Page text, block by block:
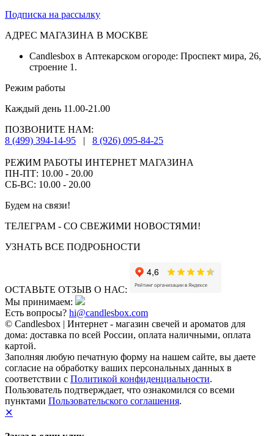
Подписка на рассылку
АДРЕС МАГАЗИНА В МОСКВЕ
Candlesbox в Аптекарском огороде: Проспект мира, 26,
строение 1.
Режим работы
Каждый день 11.00-21.00
ПОЗВОНИТЕ НАМ:
8 (499) 394-14-95
| 8 (926) 095-84-25
РЕЖИМ РАБОТЫ ИНТЕРНЕТ МАГАЗИНА
ПН-ПТ: 10.00 - 20.00
СБ-ВС: 10.00 - 20.00
Будем на связи!
ТЕЛЕГРАМ - СО СВЕЖИМИ НОВОСТЯМИ!
УЗНАТЬ ВСЕ ПОДРОБНОСТИ
ОСТАВЬТЕ ОТЗЫВ О НАС:
Мы принимаем:
Есть вопросы? hi@candlesbox.com
© Candlesbox | Интернет - магазин свечей и ароматов для
дома: доставка по всей России, оплата наличными, оплата
картой.
Заполняя любую печатную форму на нашем сайте, вы даете
согласие на обработку ваших персональных данных в
соответствии с Политикой конфиденциальности.
Пользователь подтверждает, что ознакомился со всеми
пунктами Пользовательского соглашения.
✕